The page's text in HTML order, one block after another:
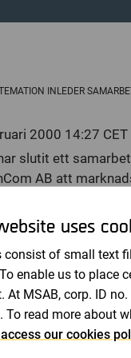
INLEDER
2000 14:27 CET
slutit ett
AB att
ett bevis för
finns 250
parallellt
VD
är inte längre ett
föredrar att
26 januari i år så
uses
consist of small text
enable us to place
At MSAB, corp. ID
To read more about
our cookies